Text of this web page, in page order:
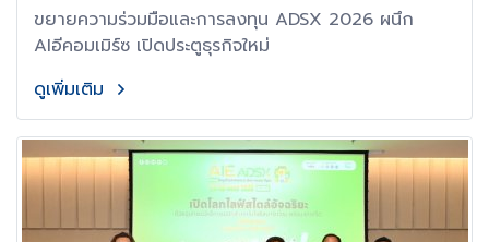
ขยายความร่วมมือและการลงทุน ADSX 2026 ผนึก
AIอีคอมเมิร์ซ เปิดประตูธุรกิจใหม่
ดูเพิ่มเติม